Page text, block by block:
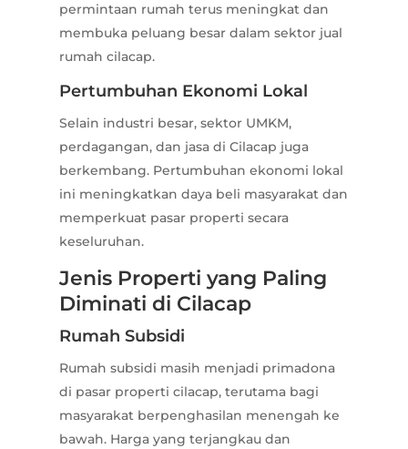
permintaan rumah terus meningkat dan
membuka peluang besar dalam sektor jual
rumah cilacap.
Pertumbuhan Ekonomi Lokal
Selain industri besar, sektor UMKM,
perdagangan, dan jasa di Cilacap juga
berkembang. Pertumbuhan ekonomi lokal
ini meningkatkan daya beli masyarakat dan
memperkuat pasar properti secara
keseluruhan.
Jenis Properti yang Paling
Diminati di Cilacap
Rumah Subsidi
Rumah subsidi masih menjadi primadona
di pasar properti cilacap, terutama bagi
masyarakat berpenghasilan menengah ke
bawah. Harga yang terjangkau dan